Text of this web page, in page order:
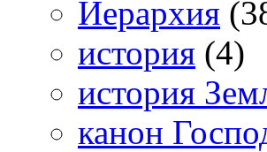
Иерархия
история (4)
история
канон